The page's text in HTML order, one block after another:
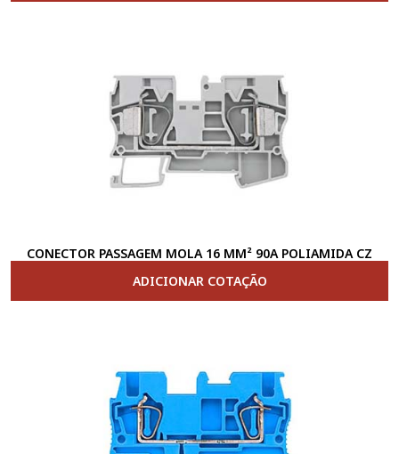
CONECTOR PASSAGEM MOLA 16 MM² 90A POLIAMIDA CZ
ADICIONAR COTAÇÃO